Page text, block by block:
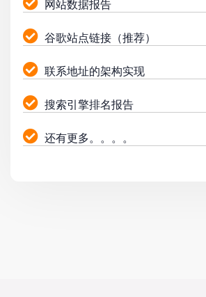
网站数据报告
谷歌站点链接（推荐）
联系地址的架构实现
搜索引擎排名报告
还有更多。。。。